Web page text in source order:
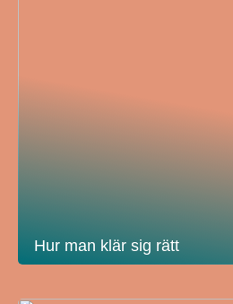
Hur man klär sig rätt